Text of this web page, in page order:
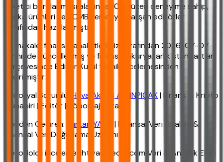
tüketici borçlanması alanında 10 yıl üzeri deneyime sahip,
banka ürünleri ve TCMB verileriyle çalışan editörler
tarafından hazırlanmıştır.
Bu makale, finansal analistlerimiz tarafından 2026-07-07
tarihinde güncellenmiş ve finansal okuryazarlık standartları
çerçevesinde Editör Kurul teknik incelemesinden
geçirilmiştir.
Editoryal Sorumlu:
Hava Akbaş ALTINPIÇAK| Finans & Kripto
Muhabiri | Editör | Röportaj Yazarı
Gözden Geçiren:
Furkan YAKA
| Finansal Veri Analisti &
Finansal Veri Doğrulama Uzmanı
Metodoloji inceleme: ihtiyackredisi.com Veri & Analitik Ekibi